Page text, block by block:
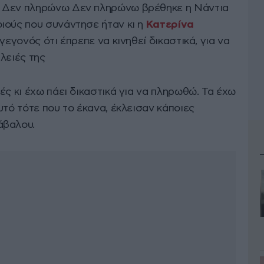
Δεν πληρώνω Δεν πληρώνω βρέθηκε η Νάντια
που συνάντησε ήταν κι η Κατερίνα
ότι έπρεπε να κινηθεί δικαστικά, για να
της
κι έχω πάει δικαστικά για να πληρωθώ. Τα έχω
τότε που το έκανα, έκλεισαν κάποιες